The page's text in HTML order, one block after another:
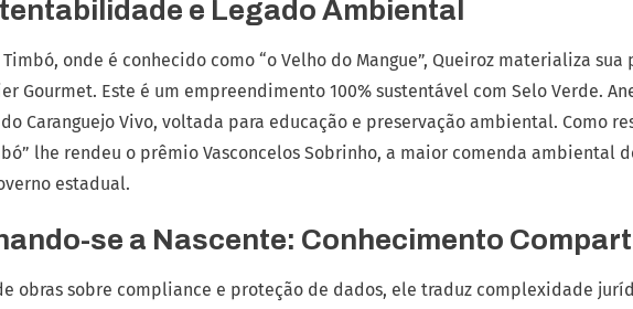
e Legado Ambiental
Timbó, onde é conhecido como “o Velho do Mangue”, Queiroz materializa
Gourmet. Este é um empreendimento 100% sustentável com Selo Verde.
do Caranguejo Vivo, voltada para educação e preservação ambiental. Como
lhe rendeu o prêmio Vasconcelos Sobrinho, a maior comenda ambiental
estadual.
se a Nascente: Conhecimento
obras sobre compliance e proteção de dados, ele traduz complexidade